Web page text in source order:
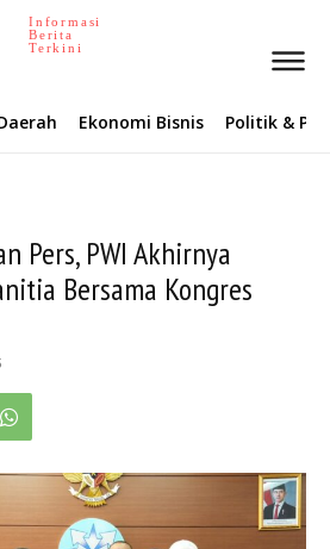
Informasi
Berita
Terkini
Ekonomi Bisnis Politik &
Pers, PWI Akhirnya
Bersama Kongres